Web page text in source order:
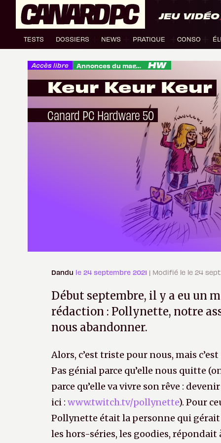
JEU VIDÉO
TESTS DOSSIERS NEWS PRATIQUE CONSO
Accès libre Annonces du magazine
Keur Keur Keur
Canard PC Hardware 50
Dandu le 24 septembre 2021 | Modifié le le 24
Début septembre, il y a eu un
rédaction : Pollynette, notre
nous abandonner.
Alors, c’est triste pour nous, mais
Pas génial parce qu’elle nous quitte
parce qu’elle va vivre son rêve :
ici : www.twitch.tv/pollynette). Pour
Pollynette était la personne qui
les hors-séries, les goodies, répondait